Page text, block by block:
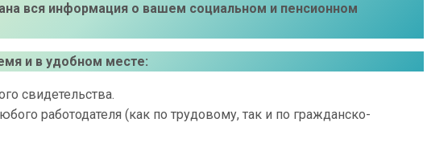
вся информация о вашем социальном и пенсионном
и в удобном месте:
свидетельства.
работодателя (как по трудовому, так и по гражданско-